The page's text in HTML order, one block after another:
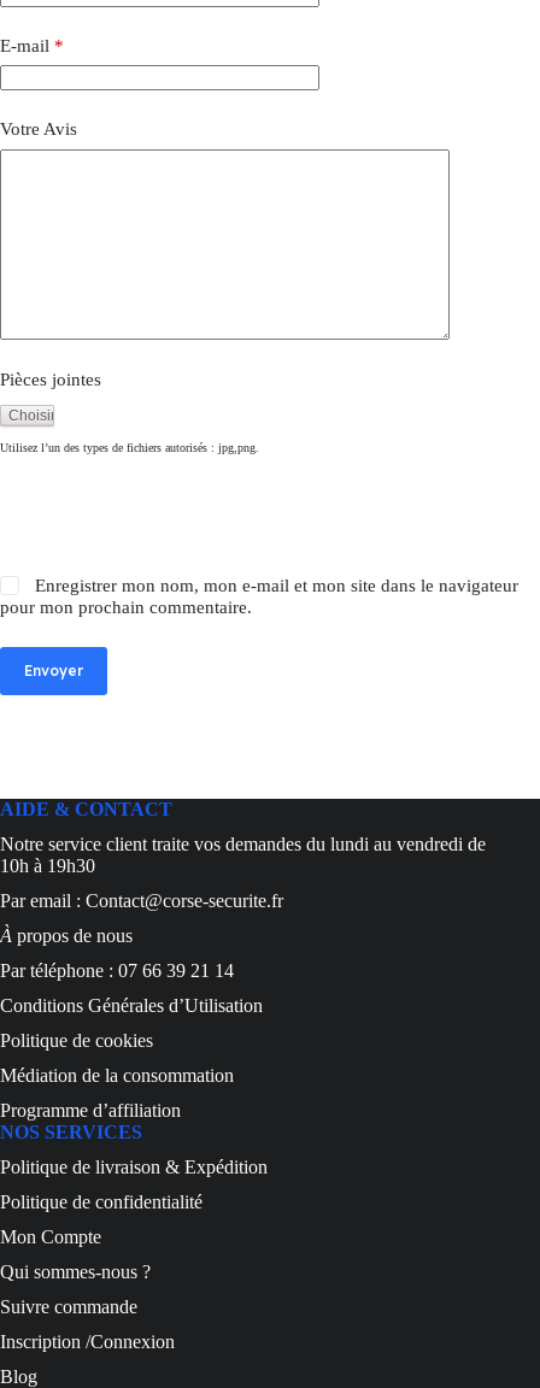
E-mail *
Votre Avis
Pièces jointes
Utilisez l’un des types de fichiers autorisés : jpg,png.
Enregistrer mon nom, mon e-mail et mon site dans le navigateur
pour mon prochain commentaire.
Envoyer
AIDE & CONTACT
Notre service client traite vos demandes du lundi au vendredi de
10h à 19h30
Par email : Contact@corse-securite.fr
À propos de nous
Par téléphone : 07 66 39 21 14
Conditions Générales d’Utilisation
Politique de cookies
Médiation de la consommation
Programme d’affiliation
NOS SERVICES
Politique de livraison & Expédition
Politique de confidentialité
Mon Compte
Qui sommes-nous ?
Suivre commande
Inscription /Connexion
Blog